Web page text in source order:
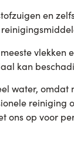
en
vlekken
kan
water, omdat
reiniging
ons op voor